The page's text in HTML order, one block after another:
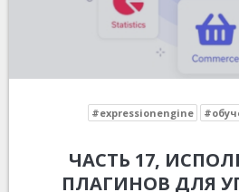
#expressionengine
ЧАСТЬ 17,
ПЛАГИНОВ ДЛЯ